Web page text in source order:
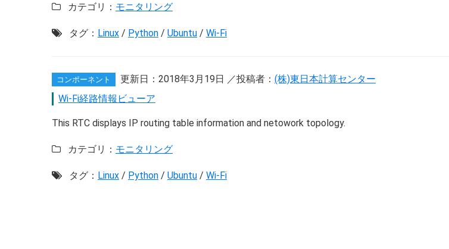
カテゴリ： モニタリング
タグ： Linux / Python / Ubuntu / Wi-Fi
コンポーネント 更新日： 2018年3月19日 ／投稿者： (株)東日本計算センター
Wi-Fi経路情報ビューア
This RTC displays IP routing table information and netowork topology.
カテゴリ： モニタリング
タグ： Linux / Python / Ubuntu / Wi-Fi